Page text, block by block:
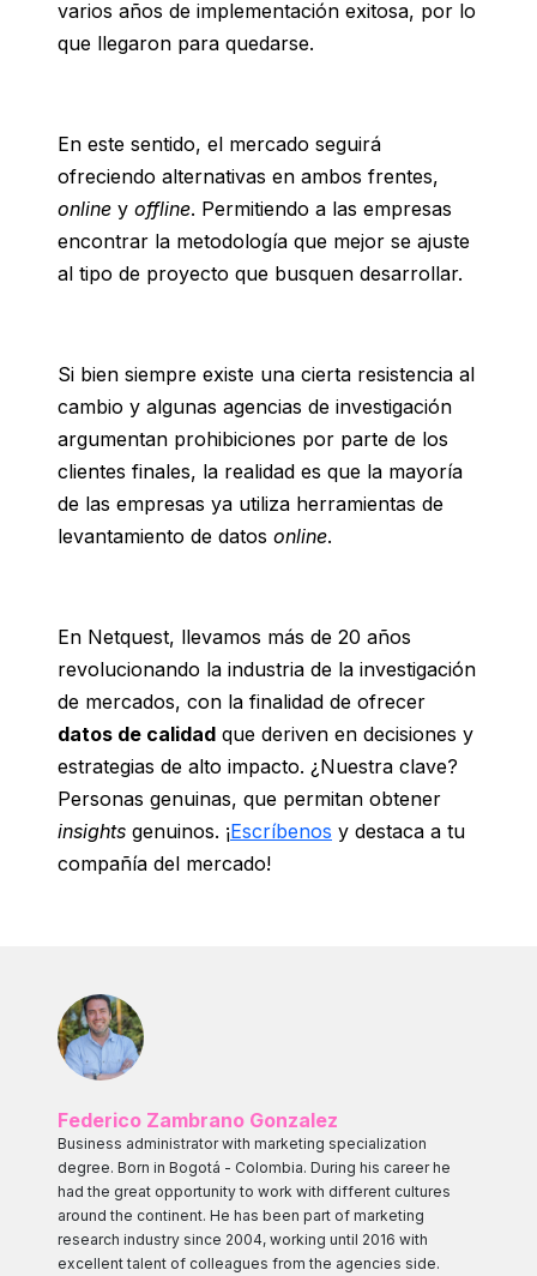
varios años de implementación exitosa, por lo
que llegaron para quedarse.
En este sentido, el mercado seguirá
ofreciendo alternativas en ambos frentes,
online y offline. Permitiendo a las empresas
encontrar la metodología que mejor se ajuste
al tipo de proyecto que busquen desarrollar.
Si bien siempre existe una cierta resistencia al
cambio y algunas agencias de investigación
argumentan prohibiciones por parte de los
clientes finales, la realidad es que la mayoría
de las empresas ya utiliza herramientas de
levantamiento de datos online.
En Netquest, llevamos más de 20 años
revolucionando la industria de la investigación
de mercados, con la finalidad de ofrecer
datos de calidad que deriven en decisiones y
estrategias de alto impacto. ¿Nuestra clave?
Personas genuinas, que permitan obtener
insights genuinos. ¡Escríbenos y destaca a tu
compañía del mercado!
Federico Zambrano Gonzalez
Business administrator with marketing specialization
degree. Born in Bogotá - Colombia. During his career he
had the great opportunity to work with different cultures
around the continent. He has been part of marketing
research industry since 2004, working until 2016 with
excellent talent of colleagues from the agencies side.